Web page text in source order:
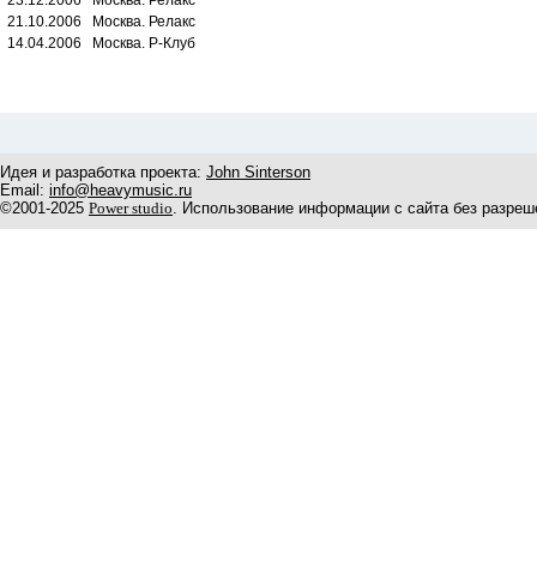
21.10.2006 Москва. Релакс
14.04.2006 Москва. Р-Клуб
Идея и разработка проекта: John Sinterson
Email: info@heavymusic.ru
©2001-2025 Power studio. Использование информации с сайта без